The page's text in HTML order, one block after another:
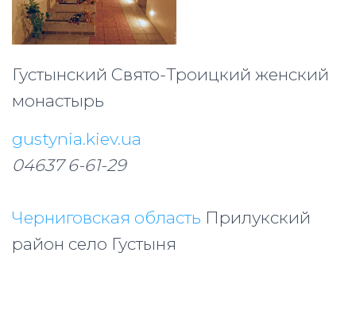
Густынский Свято-Троицкий женский
монастырь
gustynia.kiev.ua
04637 6-61-29
Черниговская область Прилукский
район село Густыня